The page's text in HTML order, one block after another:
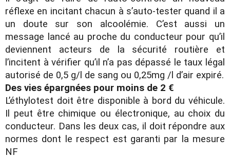
réflexe en incitant chacun à s’auto-tester quand il a
un doute sur son alcoolémie. C’est aussi un
message lancé au proche du conducteur pour qu’il
deviennent acteurs de la sécurité routière et
l’incitent à vérifier qu’il n’a pas dépassé le taux légal
autorisé de 0,5 g/l de sang ou 0,25mg /l d’air expiré.
Des vies épargnées pour moins de 2 €
L’éthylotest doit être disponible à bord du véhicule.
Il peut être chimique ou électronique, au choix du
conducteur. Dans les deux cas, il doit répondre aux
normes dont le respect est garanti par la mesure
NF